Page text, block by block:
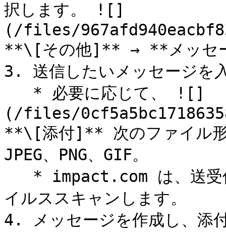
択します。 ![]
(/files/
**\[その他]** → **メッセ
3. 送信したいメッセージを
(/files/
**\[添付]** 次のファイル形
JPEG、PNG、GIF。
イルススキャンします。
4. メッセージを作成し、添